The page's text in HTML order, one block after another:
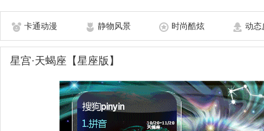
卡通动漫 静物风景 时尚酷炫 动态
星宫·天蝎座【星座版】